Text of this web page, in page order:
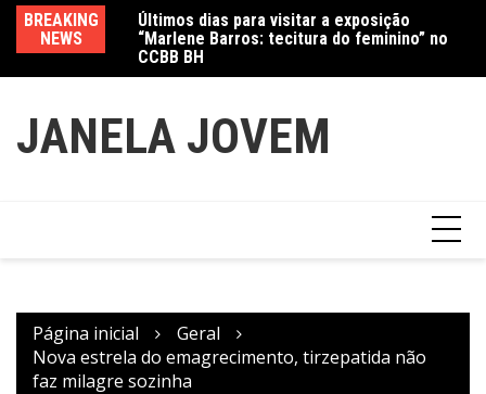
conteúdo
BREAKING
NEWS
CCBB BH
Amanda Mangili transforma beleza e
inclusão em conexão real nas redes
JANELA JOVEM
Página inicial
Geral
Nova estrela do emagrecimento, tirzepatida não
faz milagre sozinha